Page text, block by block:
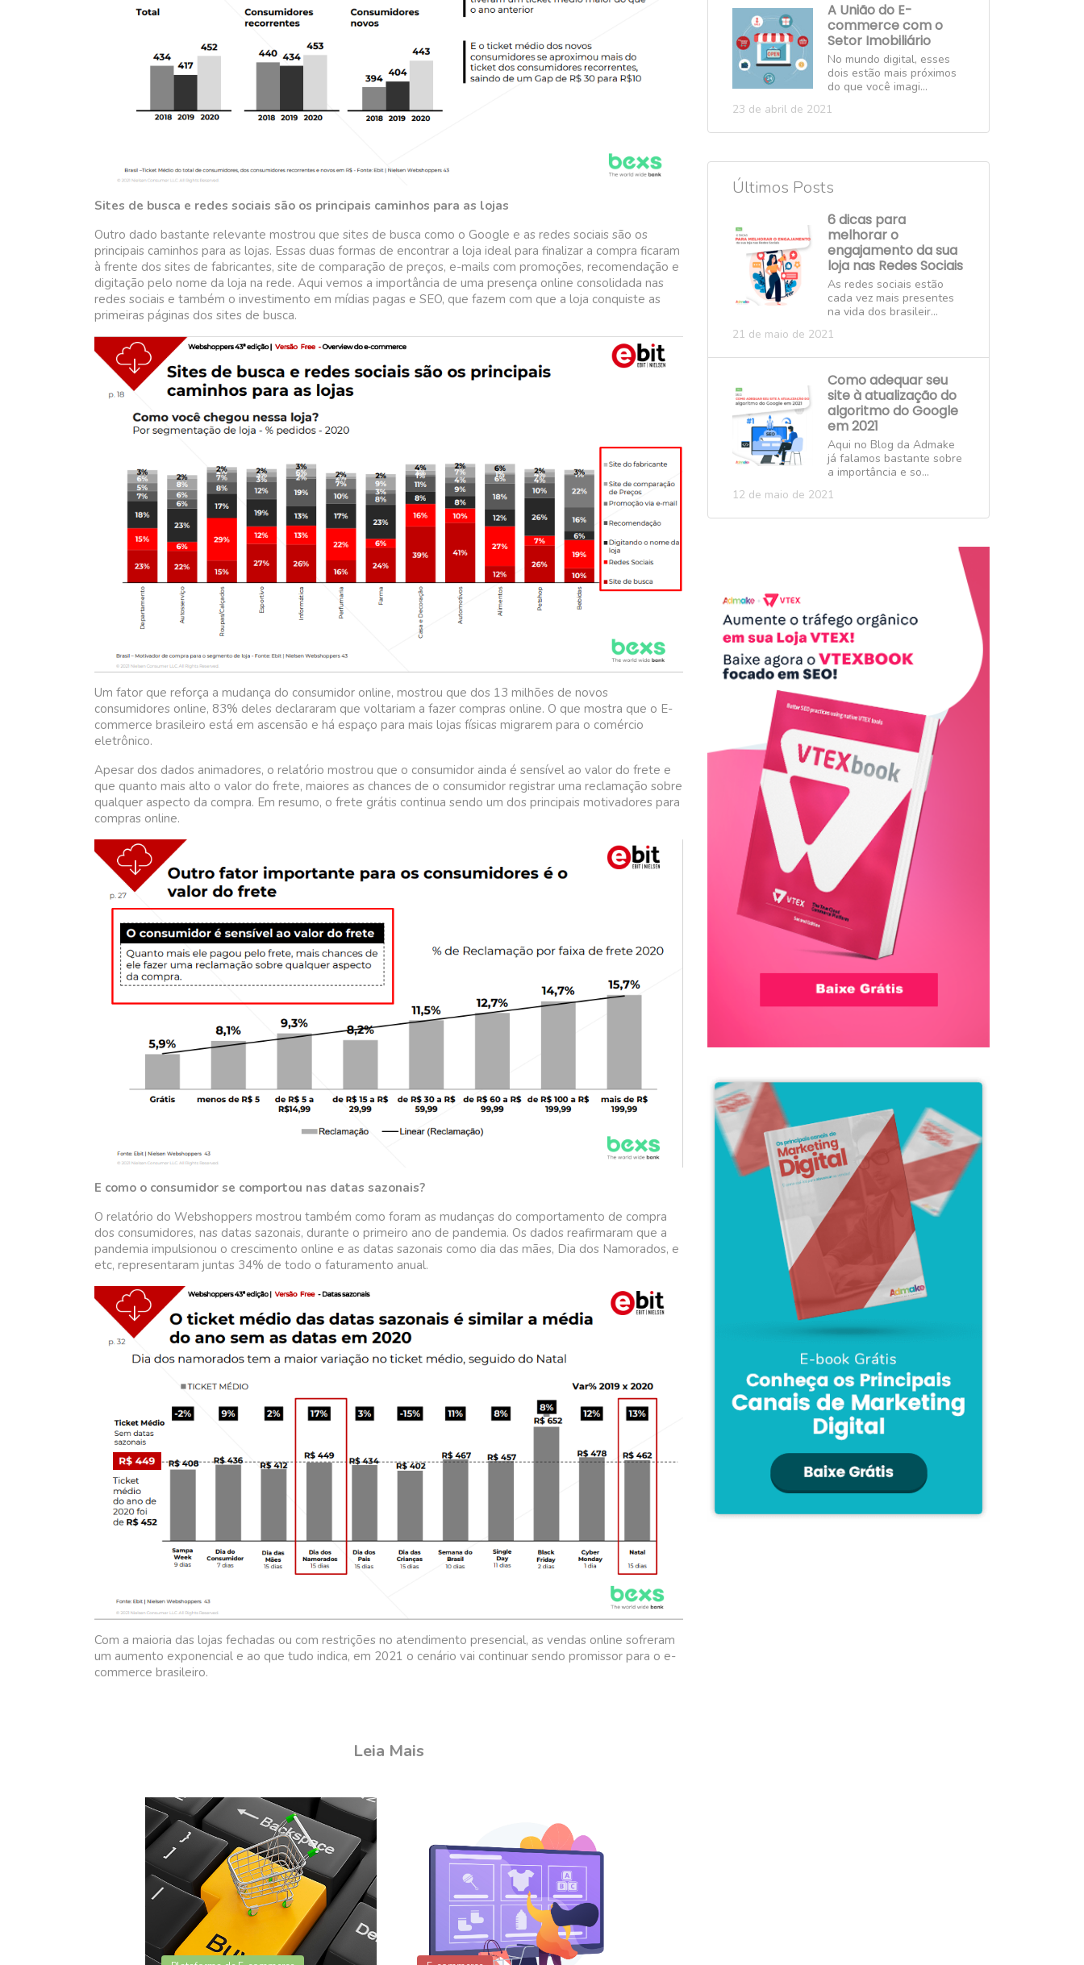
Sites de busca e redes sociais são os principais caminhos para as lojas
Outro dado bastante relevante mostrou que sites de busca como o Google e as redes sociais são os
principais caminhos para as lojas. Essas duas formas de encontrar a loja ideal para finalizar a compra ficaram
à frente dos sites de fabricantes, site de comparação de preços, e-mails com promoções, recomendação e
digitação pelo nome da loja na rede. Aqui vemos a importância de uma presença online consolidada nas
redes sociais e também o investimento em mídias pagas e SEO, que fazem com que a loja conquiste as
primeiras páginas dos sites de busca.
Um fator que reforça a mudança do consumidor online, mostrou que dos 13 milhões de novos
consumidores online, 83% deles declararam que voltariam a fazer compras online. O que mostra que o E-
commerce brasileiro está em ascensão e há espaço para mais lojas físicas migrarem para o comércio
eletrônico.
Apesar dos dados animadores, o relatório mostrou que o consumidor ainda é sensível ao valor do frete e
que quanto mais alto o valor do frete, maiores as chances de o consumidor registrar uma reclamação sobre
qualquer aspecto da compra. Em resumo, o frete grátis continua sendo um dos principais motivadores para
compras online.
E como o consumidor se comportou nas datas sazonais?
O relatório do Webshoppers mostrou também como foram as mudanças do comportamento de compra
dos consumidores, nas datas sazonais, durante o primeiro ano de pandemia. Os dados reafirmaram que a
pandemia impulsionou o crescimento online e as datas sazonais como dia das mães, Dia dos Namorados, e
etc, representaram juntas 34% de todo o faturamento anual.
Com a maioria das lojas fechadas ou com restrições no atendimento presencial, as vendas online sofreram
um aumento exponencial e ao que tudo indica, em 2021 o cenário vai continuar sendo promissor para o e-
commerce brasileiro.
Leia Mais
A União do E-
commerce com o
Setor Imobiliário
No mundo digital, esses
dois estão mais próximos
do que você imagi...
23 de abril de 2021
Últimos Posts
6 dicas para
melhorar o
engajamento da sua
loja nas Redes Sociais
As redes sociais estão
cada vez mais presentes
na vida dos brasileir...
21 de maio de 2021
Como adequar seu
site à atualização do
algoritmo do Google
em 2021
Aqui no Blog da Admake
já falamos bastante sobre
a importância e so...
12 de maio de 2021